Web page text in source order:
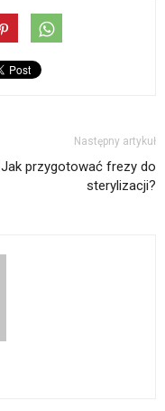
Następny artykuł
Jak przygotować frezy do
sterylizacji?